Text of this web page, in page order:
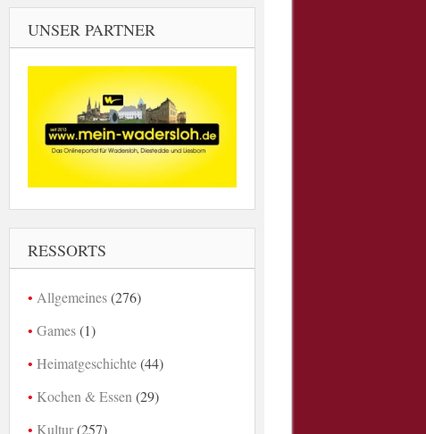
UNSER PARTNER
RESSORTS
Allgemeines(276)
Games(1)
Heimatgeschichte(44)
Kochen & Essen (29)
Kultur(257)